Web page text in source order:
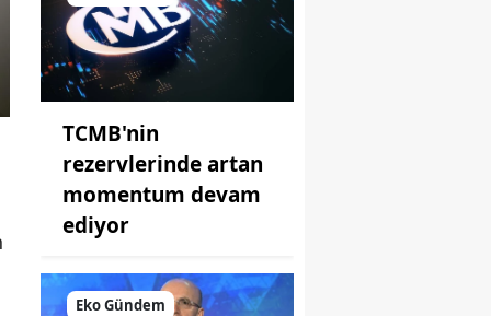
TCMB'nin
rezervlerinde artan
momentum devam
ediyor
Eko Gündem